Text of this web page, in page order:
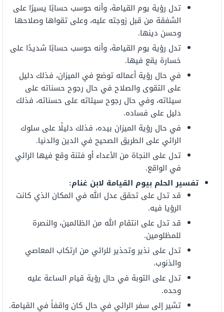
تدل رؤية يوم القيامة، وأنه حوسب حسابًا يسيرًا على
الشفقة من قبل زوجته عليه، وعلى تقواها وصلاحها
وحسن دينها.
تدل رؤية يوم القيامة، وأنه حوسب حسابًا شديدًا على
خسارة يقع فيها.
في حال رؤية أعماله توضع في الميزان، فذلك دليل
على التقوى والصلاح في حال رجوح حسناته على
سيئاته، وفي حال رجوح سيئاته على حسناته، فذلك
دليل على فساده.
في حال رؤية الميزان بيده، فذلك دليلًا على سلوك
الرائي على الطريق الصحيح في الدين والدنيا.
تدل على النجاة من الأعداء أو فتنة وقع فيها الرائي
في الواقع.
تفسير الحلم بيوم القيامة لابن غنام:
قد تدل على تحقق عدل الله في المكان الذي كانت
الرؤيا فيه.
قد تدل على انتقام الله من الظالمين، والنصرة
للمظلومين.
تدل على نذير وتحذير للرائي من ارتكاب المعاصي
والذنوب.
تدل على التوبة في حال رؤية قيام الساعة عليه
وحده.
تشير إلى سفر الرائي في حال كان واقفاً في القيامة.